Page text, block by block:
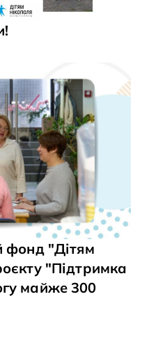
фонд "Дітям
"Підтримка
майже 300